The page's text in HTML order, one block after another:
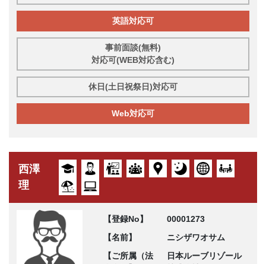
英語対応可
事前面談(無料)
対応可(WEB対応含む)
休日(土日祝祭日)対応可
Web対応可
西澤
理
【登録No】
00001273
【名前】
ニシザワオサム
【ご所属（法
日本ルーブリゾール